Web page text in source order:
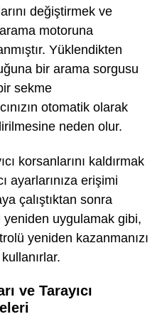
değiştirmek ve
motoruna
Yüklendikten
bir arama sorgusu
sekme
otomatik olarak
neden olur.
korsanlarını kaldırmak
ayarlarınıza erişimi
çalıştıktan sonra
uygulamak gibi,
yeniden kazanmanızı
ve Tarayıcı